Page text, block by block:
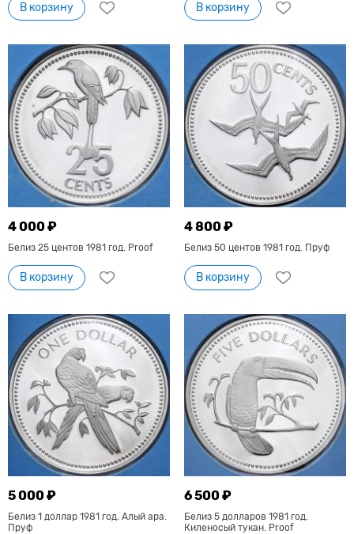
В корзину В корзину
4 000 ₽
Белиз 25 центов 1981 год. Proof
В корзину
4 800 ₽
Белиз 50 центов 1981 год. Пруф
В корзину
5 000 ₽
Белиз 1 доллар 1981 год. Алый ара.
Пруф
6 500 ₽
Белиз 5 долларов 1981 год.
Киленосый тукан. Proof